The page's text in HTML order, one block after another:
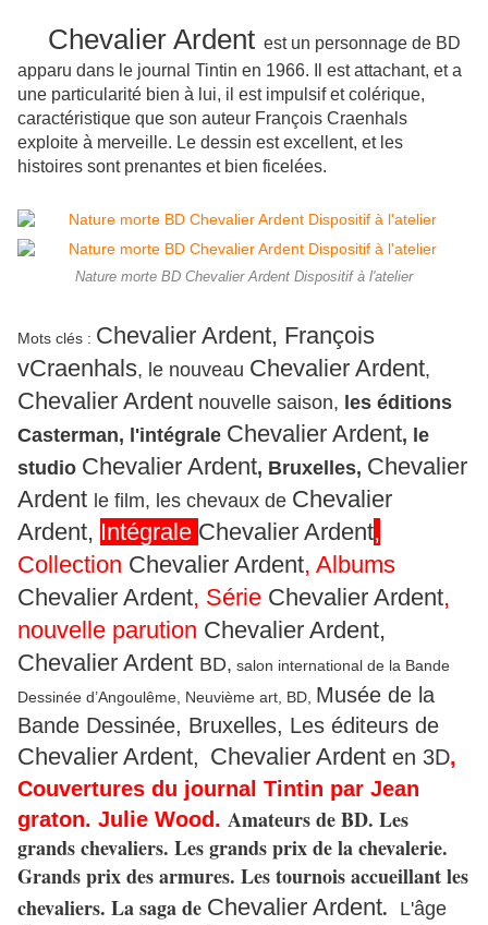
Chevalier Ardent est un personnage de BD
apparu dans le journal Tintin en 1966. Il est attachant, et a
une particularité bien à lui, il est impulsif et colérique,
caractéristique que son auteur François Craenhals
exploite à merveille. Le dessin est excellent, et les
histoires sont prenantes et bien ficelées.
Nature morte BD Chevalier Ardent Dispositif à l'atelier
Mots clés : Chevalier Ardent, François
vCraenhals, le nouveau Chevalier Ardent,
Chevalier Ardent nouvelle saison, les éditions
Casterman, l'intégrale Chevalier Ardent, le
studio Chevalier Ardent, Bruxelles, Chevalier
Ardent le film, les chevaux de Chevalier
Ardent, Intégrale Chevalier Ardent,
Collection Chevalier Ardent, Albums
Chevalier Ardent, Série Chevalier Ardent,
nouvelle parution Chevalier Ardent,
Chevalier Ardent BD, salon international de la Bande
Dessinée d’Angoulême, Neuvième art, BD, Musée de la
Bande Dessinée, Bruxelles, Les éditeurs de
Chevalier Ardent, Chevalier Ardent en 3D,
Couvertures du journal Tintin par Jean
graton. Julie Wood. Amateurs de BD. Les
grands chevaliers. Les grands prix de la chevalerie.
Grands prix des armures. Les tournois accueillant les
chevaliers. La saga de Chevalier Ardent.
L'âge